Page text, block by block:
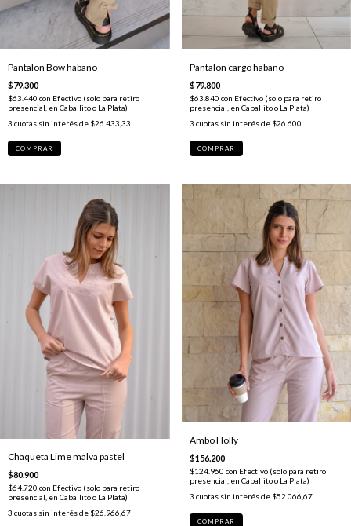
Pantalon Bow habano
$79.300
$63.440 con Efectivo (solo para retiro
presencial, en Caballito o La Plata)
3 cuotas sin interés de $26.433,33
COMPRAR
Pantalon cargo habano
$79.800
$63.840 con Efectivo (solo para retiro
presencial, en Caballito o La Plata)
3 cuotas sin interés de $26.600
COMPRAR
Chaqueta Lime malva pastel
$80.900
$64.720 con Efectivo (solo para retiro
presencial, en Caballito o La Plata)
3 cuotas sin interés de $26.966,67
Ambo Holly
$156.200
$124.960 con Efectivo (solo para retiro
presencial, en Caballito o La Plata)
3 cuotas sin interés de $52.066,67
COMPRAR